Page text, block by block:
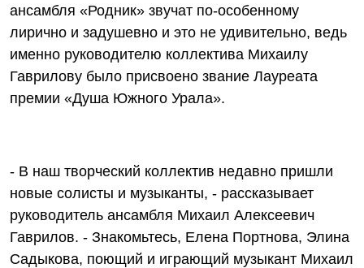
ансамбля «Родник» звучат по-особенному
лирично и задушевно и это не удивительно, ведь
именно руководителю коллектива Михаилу
Гаврилову было присвоено звание Лауреата
премии «Душа Южного Урала».
- В наш творческий коллектив недавно пришли
новые солисты и музыканты, - рассказывает
руководитель ансамбля Михаил Алексеевич
Гаврилов. - Знакомьтесь, Елена Портнова, Элина
Садыкова, поющий и играющий музыкант Михаил